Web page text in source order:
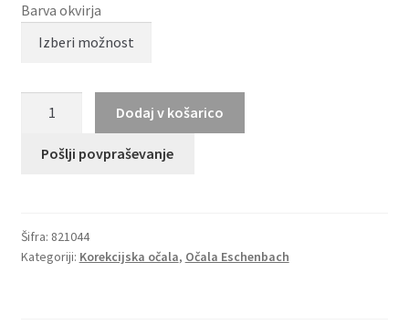
Barva okvirja
količina
Dodaj v košarico
Pošlji povpraševanje
Šifra: 821044
Kategoriji: Korekcijska očala, Očala Eschenbach